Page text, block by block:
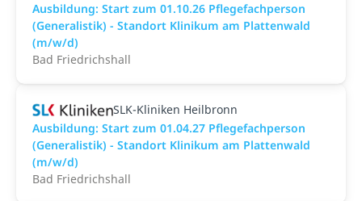
Ausbildung: Start zum 01.10.26 Pflegefachperson
(Generalistik) - Standort Klinikum am Plattenwald
(m/w/d)
Bad Friedrichshall
SLK-Kliniken Heilbronn
Ausbildung: Start zum 01.04.27 Pflegefachperson
(Generalistik) - Standort Klinikum am Plattenwald
(m/w/d)
Bad Friedrichshall